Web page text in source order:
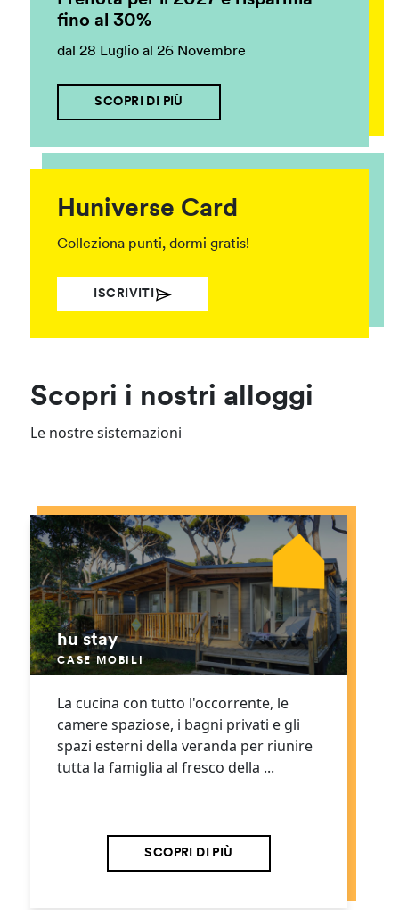
fino al 30%
dal 28 Luglio al 26 Novembre
SCOPRI DI PIÙ
Huniverse Card
Colleziona punti, dormi gratis!
ISCRIVITI
Scopri i nostri alloggi
Le nostre sistemazioni
hu stay
CASE MOBILI
La cucina con tutto l'occorrente, le
camere spaziose, i bagni privati e gli
spazi esterni della veranda per riunire
tutta la famiglia al fresco della ...
SCOPRI DI PIÙ